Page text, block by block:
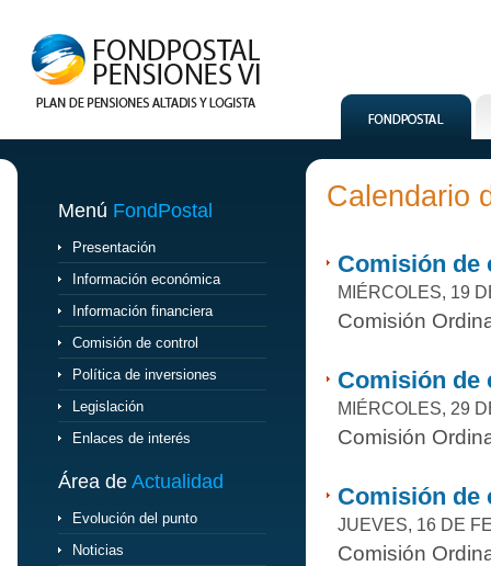
Menú FondPostal
Presentación
Información económica
Información financiera
Comisión de control
Política de inversiones
Legislación
Enlaces de interés
Área de Actualidad
Evolución del punto
Noticias
Calendario
Comisión de
MIÉRCOLES, 19
Comisión
Comisión de
MIÉRCOLES, 29
Comisión
Comisión de
JUEVES, 16 DE
Comisión